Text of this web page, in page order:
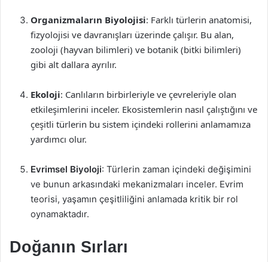
Organizmaların Biyolojisi: Farklı türlerin anatomisi,
fizyolojisi ve davranışları üzerinde çalışır. Bu alan,
zooloji (hayvan bilimleri) ve botanik (bitki bilimleri)
gibi alt dallara ayrılır.
Ekoloji: Canlıların birbirleriyle ve çevreleriyle olan
etkileşimlerini inceler. Ekosistemlerin nasıl çalıştığını ve
çeşitli türlerin bu sistem içindeki rollerini anlamamıza
yardımcı olur.
Evrimsel Biyoloji: Türlerin zaman içindeki değişimini
ve bunun arkasındaki mekanizmaları inceler. Evrim
teorisi, yaşamın çeşitliliğini anlamada kritik bir rol
oynamaktadır.
Doğanın Sırları